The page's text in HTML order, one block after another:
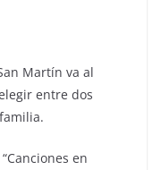
Martín va al
entre dos
en